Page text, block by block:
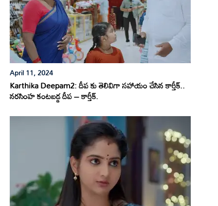
April 11, 2024
Karthika Deepam2: దీప కు తెలివిగా సహాయం చేసిన కార్తీక్..
నరసింహ కంటబడ్డ దీప – కార్తీక్.